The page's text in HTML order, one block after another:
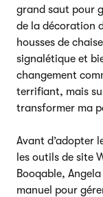
grand saut pour
de la décoration
housses de
signalétique et
changement
terrifiant, mais
transformer ma
Avant d’adopter
les outils de site
Booqable,
manuel pour